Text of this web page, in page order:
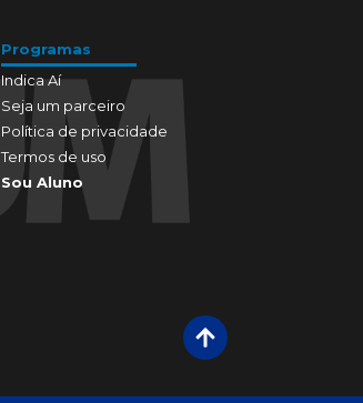
Programas
Indica Aí
Seja um parceiro
Política de privacidade
Termos de uso
Sou Aluno